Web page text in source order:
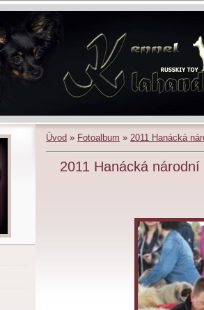
Úvod » Fotoalbum » 2011 Hanácká
2011 Hanácká